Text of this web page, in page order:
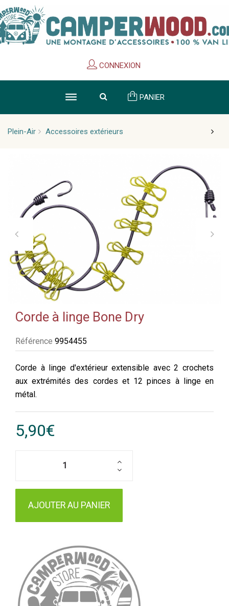
CONNEXION
PANIER
Plein-Air Accessoires extérieurs
Corde à linge Bone Dry
Référence 9954455
Corde à linge d'extérieur extensible avec 2 crochets
aux extrémités des cordes et 12 pinces à linge en
métal.
5,90€
AJOUTER AU PANIER
Cookies management panel